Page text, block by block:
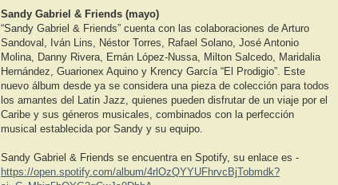
Sandy Gabriel & Friends (mayo)
“Sandy Gabriel & Friends” cuenta con las colaboraciones de Arturo
Sandoval, Iván Lins, Néstor Torres, Rafael Solano, José Antonio
Molina, Danny Rivera, Ernán López-Nussa, Milton Salcedo, Maridalia
Hernández, Guarionex Aquino y Krency García “El Prodigio”. Este
nuevo álbum desde ya se considera una pieza de colección para todos
los amantes del Latin Jazz, quienes pueden disfrutar de un viaje por el
Caribe y sus géneros musicales, combinados con la perfección
musical establecida por Sandy y su equipo.
Sandy Gabriel & Friends se encuentra en Spotify, su enlace es -
https://open.spotify.com/album/4rlOzQYYUFhrvcBjTobmdk?